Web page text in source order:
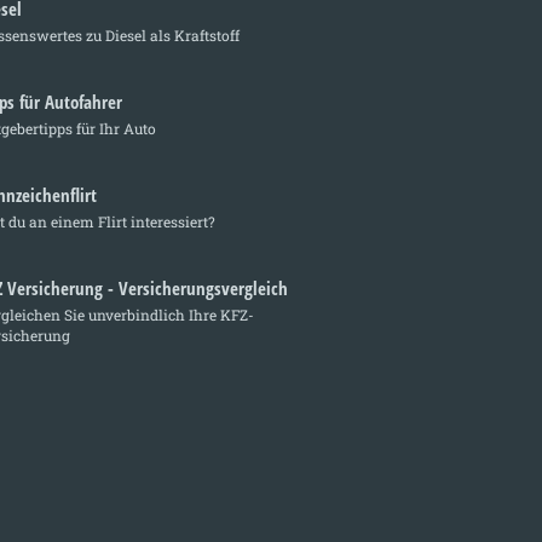
zu Diesel als Kraftstoff
für Autofahrer
für Ihr Auto
du an einem Flirt interessiert?
Versicherung - Versicherungsvergleich
Sie unverbindlich Ihre KFZ-